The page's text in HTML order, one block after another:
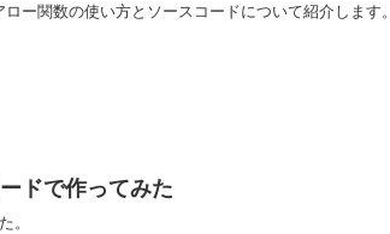
ー関数の使い方とソースコードについて紹介します。
ドで作ってみた
。